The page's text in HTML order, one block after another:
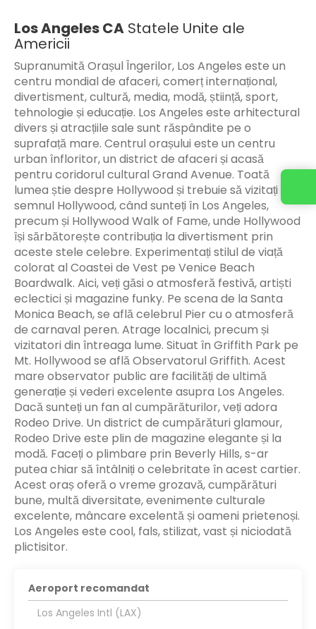
Los Angeles CA Statele Unite ale
Americii
Supranumită Orașul Îngerilor, Los Angeles este un
centru mondial de afaceri, comerț internațional,
divertisment, cultură, media, modă, știință, sport,
tehnologie și educație. Los Angeles este arhitectural
divers și atracțiile sale sunt răspândite pe o
suprafață mare. Centrul orașului este un centru
urban înfloritor, un district de afaceri și acasă
pentru coridorul cultural Grand Avenue. Toată
lumea știe despre Hollywood și trebuie să vizitați
semnul Hollywood, când sunteți în Los Angeles,
precum și Hollywood Walk of Fame, unde Hollywood
își sărbătorește contribuția la divertisment prin
aceste stele celebre. Experimentați stilul de viață
colorat al Coastei de Vest pe Venice Beach
Boardwalk. Aici, veți găsi o atmosferă festivă, artiști
eclectici și magazine funky. Pe scena de la Santa
Monica Beach, se află celebrul Pier cu o atmosferă
de carnaval peren. Atrage localnici, precum și
vizitatori din întreaga lume. Situat în Griffith Park pe
Mt. Hollywood se află Observatorul Griffith. Acest
mare observator public are facilități de ultimă
generație și vederi excelente asupra Los Angeles.
Dacă sunteți un fan al cumpărăturilor, veți adora
Rodeo Drive. Un district de cumpărături glamour,
Rodeo Drive este plin de magazine elegante și la
modă. Faceți o plimbare prin Beverly Hills, s-ar
putea chiar să întâlniți o celebritate în acest cartier.
Acest oraș oferă o vreme grozavă, cumpărături
bune, multă diversitate, evenimente culturale
excelente, mâncare excelentă și oameni prietenoși.
Los Angeles este cool, fals, stilizat, vast și niciodată
plictisitor.
Aeroport recomandat
Los Angeles Intl (LAX)